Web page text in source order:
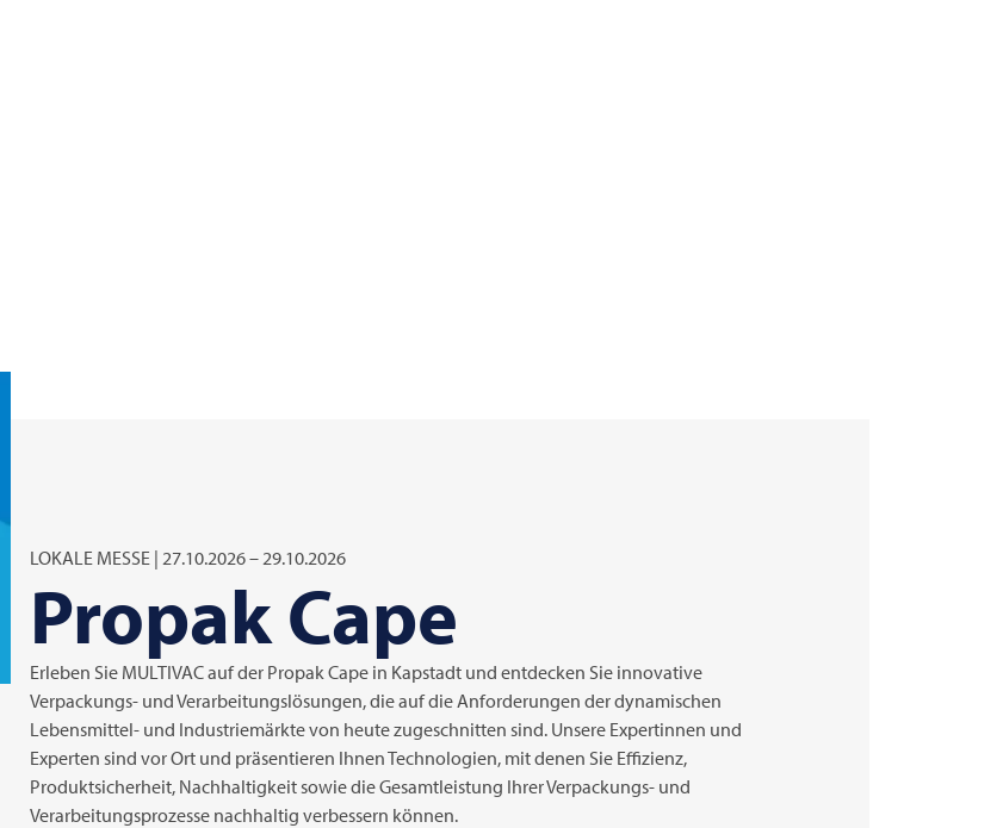
LOKALE MESSE | 27.10.2026 – 29.10.2026
Propak Cape
Erleben Sie MULTIVACauf der Propak Cape in Kapstadt und entdecken Sie innovative
Verpackungs- und Verarbeitungslösungen, die auf die Anforderungen der dynamischen
Lebensmittel- und Industriemärkte von heute zugeschnitten sind. Unsere Expertinnen und
Experten sind vor Ort und präsentieren Ihnen Technologien, mit denen Sie Effizienz,
Produktsicherheit, Nachhaltigkeit sowie die Gesamtleistung Ihrer Verpackungs- und
Verarbeitungsprozesse nachhaltig verbessern können.